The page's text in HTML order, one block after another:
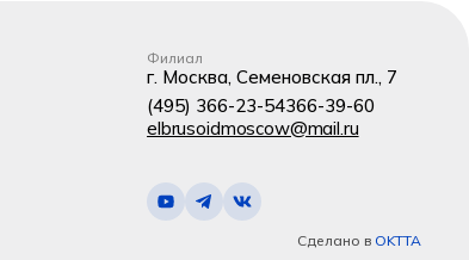
Филиал
г. Москва, Семеновская пл., 7
(495) 366-23-54366-39-60
elbrusoidmoscow@mail.ru
Сделано в OKTTA